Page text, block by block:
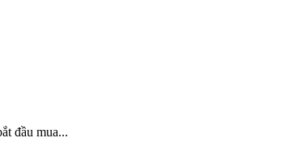
đầu mua...